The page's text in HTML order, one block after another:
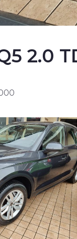
2.0